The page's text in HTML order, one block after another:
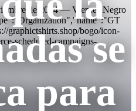
de 2024 — Viernes Negro
bogo/icon-
scheduled-campaigns-se
para